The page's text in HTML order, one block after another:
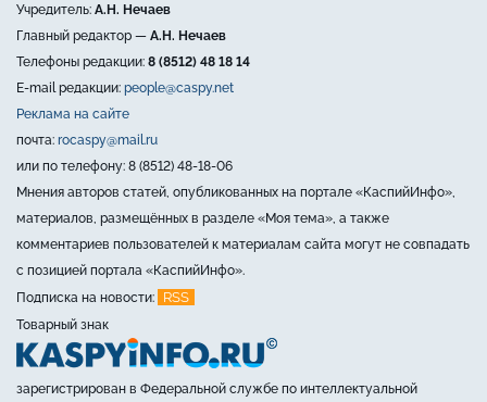
Учредитель: А.Н. Нечаев
Главный редактор — А.Н. Нечаев
Телефоны редакции: 8 (8512) 48 18 14
E-mail редакции: people@caspy.net
Реклама на сайте
почта: rocaspy@mail.ru
или по телефону: 8 (8512) 48-18-06
Мнения авторов статей, опубликованных на портале «КаспийИнфо»,
материалов, размещённых в разделе «Моя тема», а также
комментариев пользователей к материалам сайта могут не совпадать
с позицией портала «КаспийИнфо».
Подписка на новости:
RSS
Товарный знак
зарегистрирован в Федеральной службе по интеллектуальной